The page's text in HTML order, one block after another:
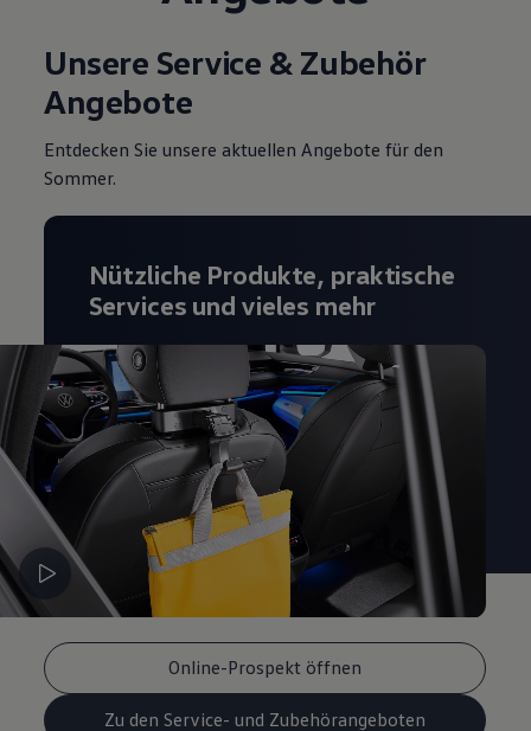
Handy und Fahrzeug verbinden
Über Ihr Auto
Vorgängermodelle
Kundeninformationen
Volkswagen Kundenbetreuung
Assistenzsysteme
Magazin
Transport
Familie
Elektromobilität
Pannen- und Unfallhilfe
Volkswagen Kundenbetreuung
Unsere Service & Zubehör
Angebote
Entdecken Sie unsere aktuellen Angebote für den
Sommer.
Online-Prospekt öffnen
Zu den Service- und Zubehörangeboten
Nützliche Produkte, praktische
Services und vieles mehr